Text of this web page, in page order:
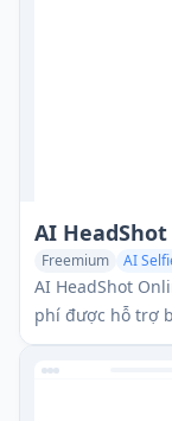
AI
Freemium AI
AI Background
AI HeadShot
phí được hỗ trợ
nghiệp, cá nhân
bản trong nhiều